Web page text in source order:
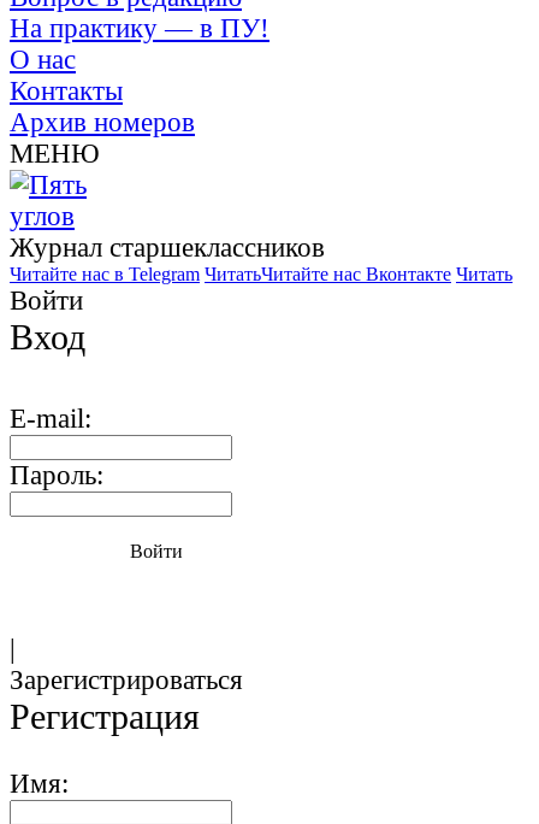
На практику — в ПУ!
О нас
Контакты
Архив номеров
МЕНЮ
Журнал старшекласcников
Читайте нас в Telegram ЧитатьЧитайте нас Вконтакте Читать
Войти
Вход
E-mail:
Пароль:
Войти
|
Зарегистрироваться
Регистрация
Имя: